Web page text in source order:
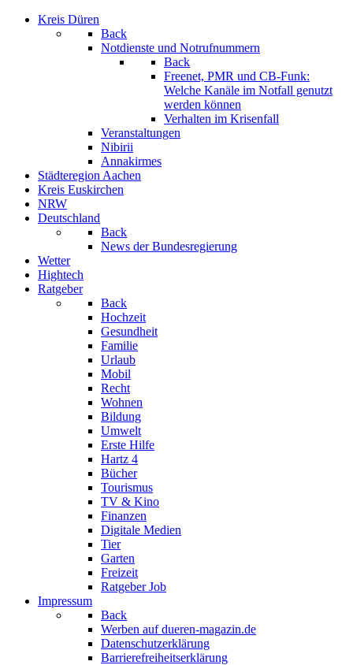
Kreis Düren
Back
Notdienste und Notrufnummern
Back
Freenet, PMR und CB-Funk:
Welche Kanäle im Notfall genutzt
werden können
Verhalten im Krisenfall
Veranstaltungen
Nibirii
Annakirmes
Städteregion Aachen
Kreis Euskirchen
NRW
Deutschland
Back
News der Bundesregierung
Wetter
Hightech
Ratgeber
Back
Hochzeit
Gesundheit
Familie
Urlaub
Mobil
Recht
Wohnen
Bildung
Umwelt
Erste Hilfe
Hartz 4
Bücher
Tourismus
TV & Kino
Finanzen
Digitale Medien
Tier
Garten
Freizeit
Ratgeber Job
Impressum
Back
Werben auf dueren-magazin.de
Datenschutzerklärung
Barrierefreiheitserklärung